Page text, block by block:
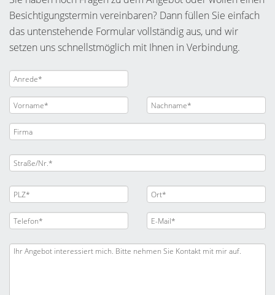
Besichtigungstermin vereinbaren? Dann füllen Sie einfach
das untenstehende Formular vollständig aus, und wir
setzen uns schnellstmöglich mit Ihnen in Verbindung.